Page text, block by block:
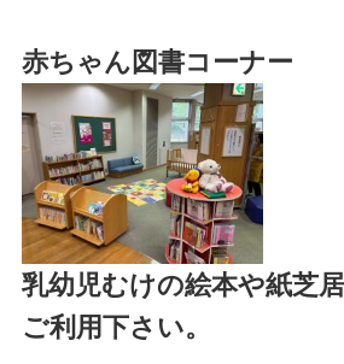
赤ちゃん図書コーナー
乳幼児むけの絵本や紙芝
ご利用下さい。